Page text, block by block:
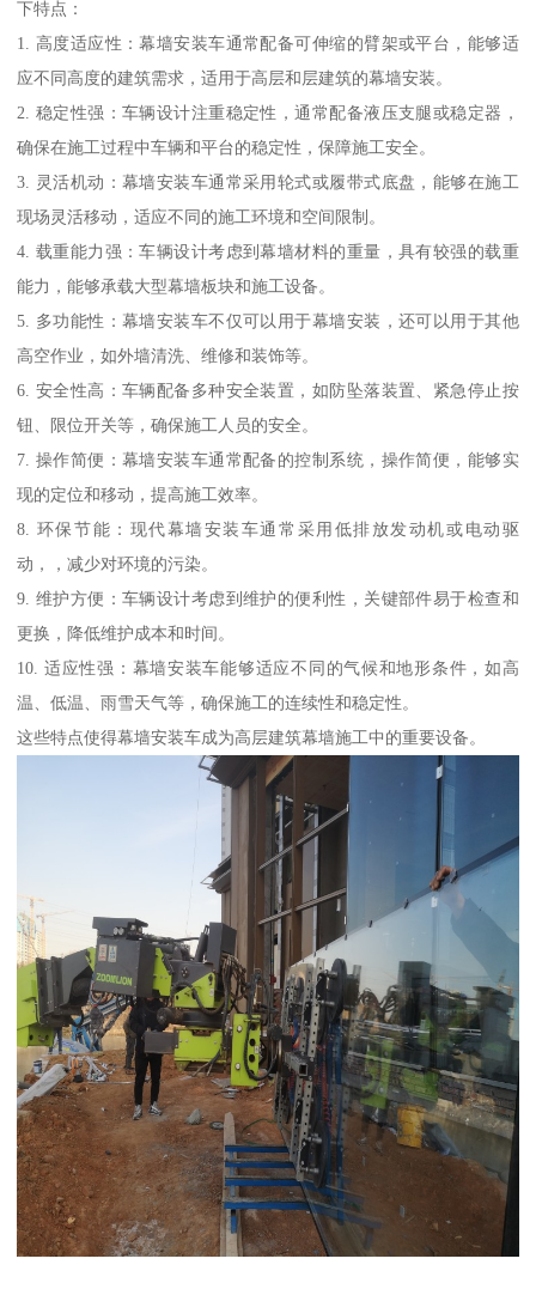
下特点：
1. 高度适应性：幕墙安装车通常配备可伸缩的臂架或平台，能够适
应不同高度的建筑需求，适用于高层和层建筑的幕墙安装。
2. 稳定性强：车辆设计注重稳定性，通常配备液压支腿或稳定器，
确保在施工过程中车辆和平台的稳定性，保障施工安全。
3. 灵活机动：幕墙安装车通常采用轮式或履带式底盘，能够在施工
现场灵活移动，适应不同的施工环境和空间限制。
4. 载重能力强：车辆设计考虑到幕墙材料的重量，具有较强的载重
能力，能够承载大型幕墙板块和施工设备。
5. 多功能性：幕墙安装车不仅可以用于幕墙安装，还可以用于其他
高空作业，如外墙清洗、维修和装饰等。
6. 安全性高：车辆配备多种安全装置，如防坠落装置、紧急停止按
钮、限位开关等，确保施工人员的安全。
7. 操作简便：幕墙安装车通常配备的控制系统，操作简便，能够实
现的定位和移动，提高施工效率。
8. 环保节能：现代幕墙安装车通常采用低排放发动机或电动驱
动，，减少对环境的污染。
9. 维护方便：车辆设计考虑到维护的便利性，关键部件易于检查和
更换，降低维护成本和时间。
10. 适应性强：幕墙安装车能够适应不同的气候和地形条件，如高
温、低温、雨雪天气等，确保施工的连续性和稳定性。
这些特点使得幕墙安装车成为高层建筑幕墙施工中的重要设备。